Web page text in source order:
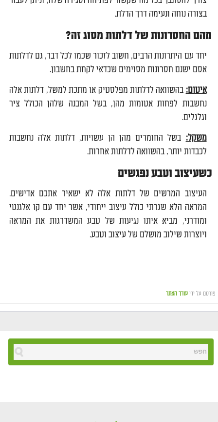
בצורה נוחה ונעימה דרך הדלת.
מהם החסרונות של דלתות מסוג זה?
יחד עם היתרונות הרבים, חשוב לזכור שכמו לכל דבר, גם לדלתות
אסם ישנם חסרונות מסוימים שכדאי לקחת בחשבון.
איטום: בהשוואה לדלתות מפלסטיק או מתכת למשל, דלתות אלה
נחשבות לפחות אטומות מהן, בשל המבנה שלהן הכולל ציר
וגלגלים.
משקל: בשל החומרים מהן הן עשויות, דלתות אלה נחשבות
לכבדות יותר, בהשוואה לדלתות אחרות.
כשעיצוב וטבע נפגשים
העיצוב המרשים של דלתות אלה לא ישאיר אתכם אדישים.
המראה הלא שגרתי כולל עיצוב ייחודי, אשר יחד עם קו אלגנטי
ומודרני, מביא איתו נגיעות של טבע המשדרגות את המראה
ויוצרות שילוב מושלם של עיצוב וטבע.
פורסם על ידי עורך האתר